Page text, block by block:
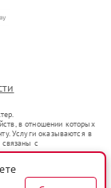
в отношении которых
Услуги оказываются в
с
оборот в соответствии
услуг или введения